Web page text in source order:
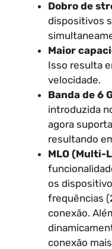
Dobro de
dispositivos
Maior
Isso resulta
velocidade.
Banda de 6
introduzida
agora
resultando
MLO (Multi-
os
frequências
conexão.
conexão